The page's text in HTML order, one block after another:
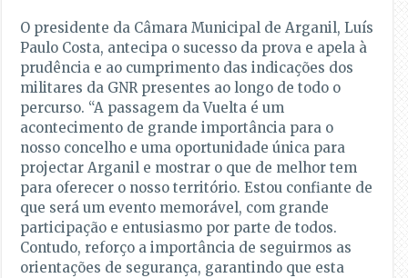
O presidente da Câmara Municipal de Arganil, Luís
Paulo Costa, antecipa o sucesso da prova e apela à
prudência e ao cumprimento das indicações dos
militares da GNR presentes ao longo de todo o
percurso. “A passagem da Vuelta é um
acontecimento de grande importância para o
nosso concelho e uma oportunidade única para
projectar Arganil e mostrar o que de melhor tem
para oferecer o nosso território. Estou confiante de
que será um evento memorável, com grande
participação e entusiasmo por parte de todos.
Contudo, reforço a importância de seguirmos as
orientações de segurança, garantindo que esta